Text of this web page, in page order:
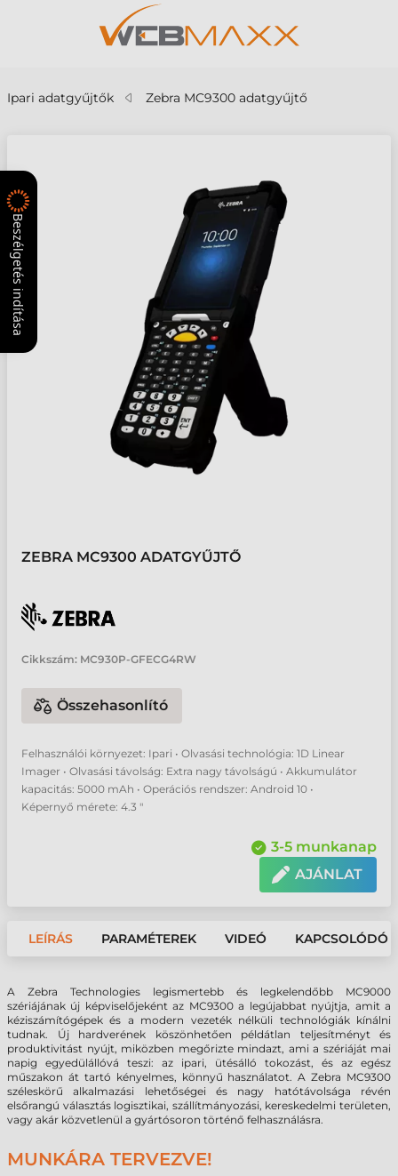
Ipari adatgyűjtők Zebra MC9300 adatgyűjtő
ZEBRA MC9300 ADATGYŰJTŐ
Cikkszám: MC930P-GFECG4RW
Összehasonlító
Felhasználói környezet: Ipari • Olvasási technológia: 1D Linear
Imager • Olvasási távolság: Extra nagy távolságú • Akkumulátor
kapacitás: 5000 mAh • Operációs rendszer: Android 10 •
Képernyő mérete: 4.3 "
3-5 munkanap
AJÁNLAT
LEÍRÁS PARAMÉTEREK VIDEÓ KAPCSOLÓDÓ
A Zebra Technologies legismertebb és legkelendőbb MC9000
szériájának új képviselőjeként az MC9300 a legújabbat nyújtja, amit a
kéziszámítógépek és a modern vezeték nélküli technológiák kínálni
tudnak. Új hardverének köszönhetően példátlan teljesítményt és
produktivitást nyújt, miközben megőrizte mindazt, ami a szériáját mai
napig egyedülállóvá teszi: az ipari, ütésálló tokozást, és az egész
műszakon át tartó kényelmes, könnyű használatot. A Zebra MC9300
széleskörű alkalmazási lehetőségei és nagy hatótávolsága révén
elsőrangú választás logisztikai, szállítmányozási, kereskedelmi területen,
vagy akár közvetlenül a gyártósoron történő felhasználásra.
MUNKÁRA TERVEZVE!
Beszélgetés indítása